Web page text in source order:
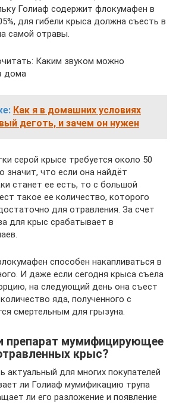
Голиаф содержит флокумафен в
для гибели крыса должна съесть в
самой отравы.
Каким звуком можно
дома
Как я в домашних условиях
деготь, и зачем он нужен
серой крысе требуется около 50
значит, что если она найдёт
станет ее есть, то с большой
такое ее количество, которого
для отравления. За счет
для крыс срабатывает в
способен накапливаться в
И даже если сегодня крыса съела
на следующий день она съест
яда, полученного с
смертельным для грызуна.
препарат мумифицирующее
крыс?
актуальный для многих покупателей
ли Голиаф мумификацию трупа
ли его разложение и появление